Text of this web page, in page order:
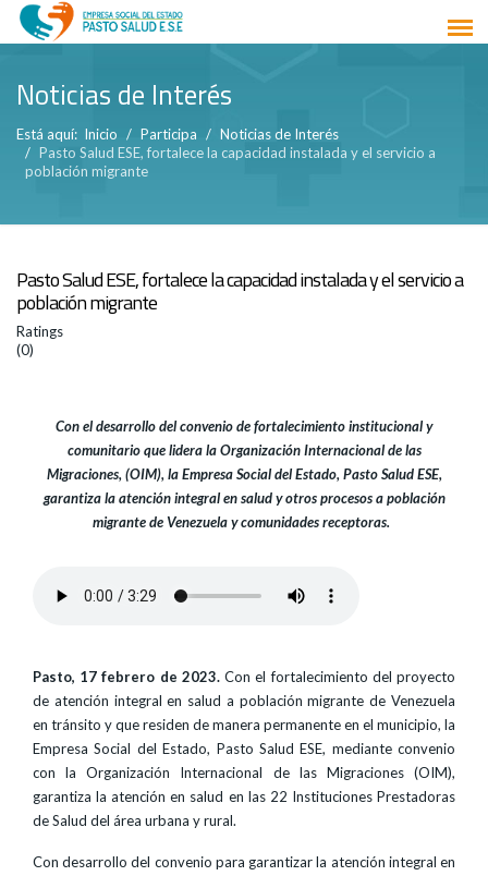
Noticias de Interés
Está aquí: Inicio Participa
Noticias de Interés
Pasto Salud ESE, fortalece la capacidad instalada y el servicio a
población migrante
Pasto Salud ESE, fortalece la capacidad instalada y el servicio a
población migrante
Ratings
(0)
Con el desarrollo del convenio de fortalecimiento institucional y
comunitario que lidera la Organización Internacional de las
Migraciones, (OIM), la Empresa Social del Estado, Pasto Salud ESE,
garantiza la atención integral en salud y otros procesos a población
migrante de Venezuela y comunidades receptoras.
Pasto, 17 febrero de 2023.Con el fortalecimiento del proyecto
de atención integral en salud a población migrante de Venezuela
en tránsito y que residen de manera permanente en el municipio, la
Empresa Social del Estado, Pasto Salud ESE, mediante convenio
con la Organización Internacional de las Migraciones (OIM),
garantiza la atención en salud en las 22 Instituciones Prestadoras
de Salud del área urbana y rural.
Con desarrollo del convenio para garantizar la atención integral en